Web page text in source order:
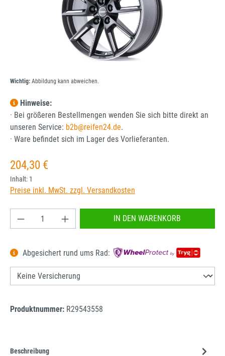
Wichtig: Abbildung kann abweichen.
Hinweise:
· Bei größeren Bestellmengen wenden Sie sich bitte direkt an
unseren Service: b2b@reifen24.de.
· Ware befindet sich im Lager des Vorlieferanten.
Regulärer Preis:
204,30 €
Inhalt: 1
Preise inkl. MwSt. zzgl. Versandkosten
Produkt Anzahl: Gib den gewünschten Wert
IN DEN WARENKORB
Abgesichert rund ums Rad:
Produktnummer: R29543558
Beschreibung